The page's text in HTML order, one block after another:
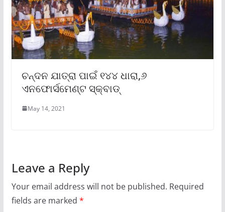
ଚନ୍ଦନ ଯାତ୍ରା ପାଇଁ ୧୪୪ ଧାରା,୬
ଏନଫୋର୍ସମେଣ୍ଟ ସ୍କ୍ବାଡ୍‌
May 14, 2021
Leave a Reply
Your email address will not be published. Required
fields are marked *